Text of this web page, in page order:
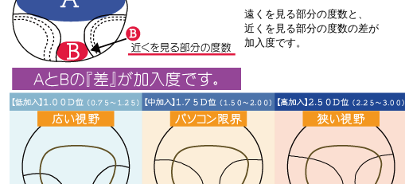
遠くを見る部分の度数と、
近くを見る部分の度数の差が
加入度です。